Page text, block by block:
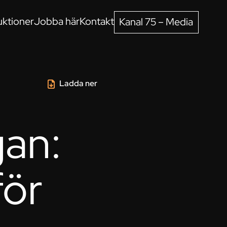
Jobba härKontakt Kanal 75 – Media
Ladda ner